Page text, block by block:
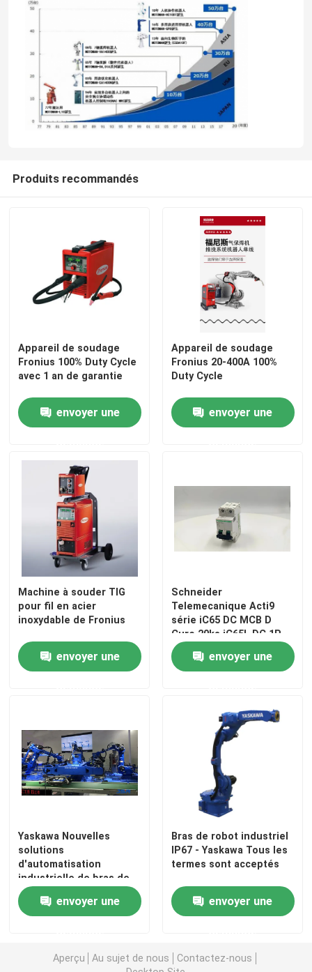
Maison
Produits
Vidéos
Visite d'usine
Contrôle de qualité
Contactez-nous
Nouvelles
Cas
Demandez une citation
vision du robot 3D
Postes de travail robotiques
Accessoires de robot
Dispositif de couverture de robot
Pièces de robot
Positionneur de robot
Produits recommandés
Appareil de soudage
Fronius 100% Duty Cycle
avec 1 an de garantie
envoyer une
Appareil de soudage
Fronius 20-400A 100%
Duty Cycle
envoyer une
Machine à souder TIG
pour fil en acier
inoxydable de Fronius
envoyer une
Schneider
Telemecanique Acti9
série iC65 DC MCB D
Cure 20ka iC65L DC 1P
2P 3P 4P
envoyer une
Yaskawa Nouvelles
solutions
d'automatisation
industrielle de bras de
robot pour les
acheteurs B2B
envoyer une
Bras de robot industriel
IP67 - Yaskawa Tous les
termes sont acceptés
envoyer une
Aperçu Au sujet de nous
Contactez-nous